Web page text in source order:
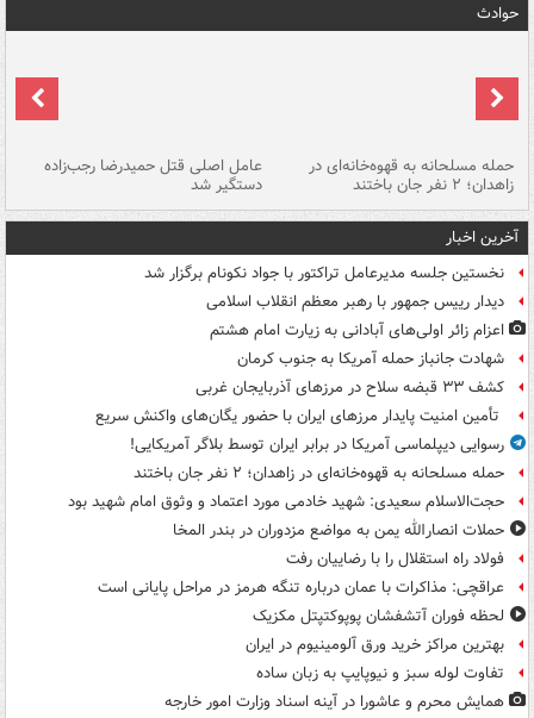
حوادث
حمله مسلحانه به قهوه‌خانه‌ای در
زاهدان؛ ۲ نفر جان باختند
عامل اصلی قتل حمیدرضا رجب‌زاده
دستگیر شد
آخرین اخبار
نخستین جلسه مدیرعامل تراکتور با جواد نکونام برگزار شد
دیدار رییس جمهور با رهبر معظم انقلاب اسلامی
اعزام زائر اولی‌های آبادانی به زیارت امام هشتم
شهادت جانباز حمله آمریکا به جنوب کرمان
کشف ۳۳ قبضه سلاح در مرزهای آذربایجان غربی
تأمین امنیت پایدار مرزهای ایران با حضور یگان‌های واکنش سریع
رسوایی دیپلماسی آمریکا در برابر ایران توسط بلاگر آمریکایی!
حمله مسلحانه به قهوه‌خانه‌ای در زاهدان؛ ۲ نفر جان باختند
حجت‌الاسلام سعیدی: شهید خادمی مورد اعتماد و وثوق امام شهید بود
حملات انصارالله یمن به مواضع مزدوران در بندر المخا
فولاد راه استقلال را با رضاییان رفت
عراقچی: مذاکرات با عمان درباره تنگه هرمز در مراحل پایانی است
لحظه فوران آتشفشان پوپوکتپتل مکزیک
بهترین مراکز خرید ورق آلومینیوم در ایران
تفاوت لوله سبز و نیوپایپ به زبان ساده
همایش محرم و عاشورا در آینه اسناد وزارت امور خارجه